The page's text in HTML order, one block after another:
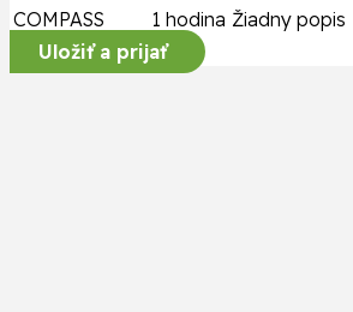
COMPASS
1 hodina Žiadny popis
Uložiť a prijať